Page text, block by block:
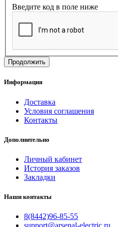
Введите код в поле ниже
Продолжить
Информация
Доставка
Условия соглашения
Контакты
Дополнительно
Личный кабинет
История заказов
Закладки
Наши контакты
8(8442)96-85-55